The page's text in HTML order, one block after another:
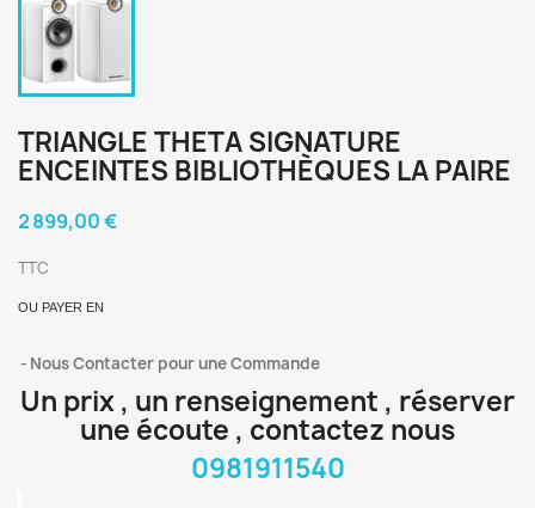
TRIANGLE THETA SIGNATURE
ENCEINTES BIBLIOTHÈQUES LA PAIRE
2 899,00 €
TTC
OU PAYER EN
Nous Contacter pour une Commande
Un prix , un renseignement , réserver
une écoute , contactez nous
0981911540